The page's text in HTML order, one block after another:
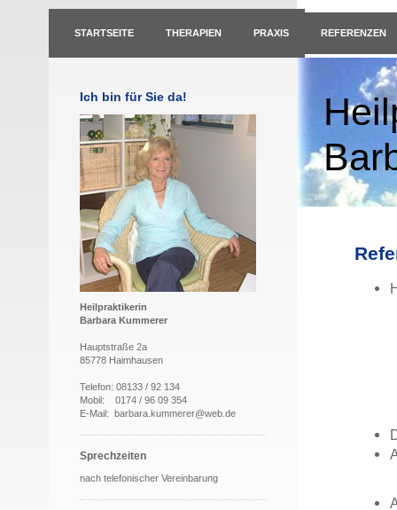
STARTSEITE THERAPIEN PRAXIS REFERENZEN
Ich bin für Sie da!
Heilpraktikerin
Barbara Kummerer
Hauptstraße 2a
85778 Haimhausen
Telefon: 08133 / 92 134
Mobil: 0174 / 96 09 354
E-Mail: barbara.kummerer@web.de
Sprechzeiten
nach telefonischer Vereinbarung